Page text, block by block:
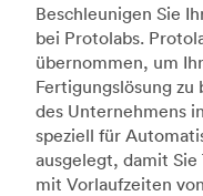
Beschleunigen Sie
bei Protolabs.
übernommen, um
Fertigungslösung
des Unternehmens
speziell für
ausgelegt, damit Sie
mit Vorlaufzeiten